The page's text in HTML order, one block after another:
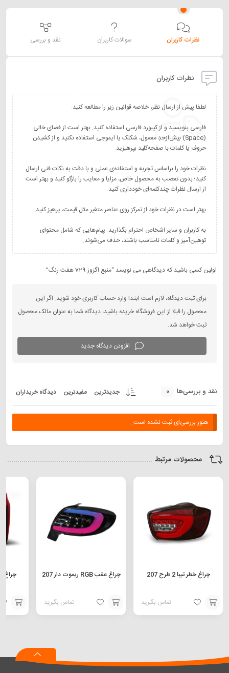
نظرات کاربران سوالات کاربران نقد و بررسی
نظرات کاربران
فارسی بنویسید و از کیبورد فارسی استفاده کنید. بهتر است از فضای خالی
(Space) بیش‌از‌حدِ معمول، شکلک یا ایموجی استفاده نکنید و از کشیدن
نظرات خود را براساس تجربه و استفاده‌ی عملی و با دقت به نکات فنی ارسال
کنید؛ بدون تعصب به محصول خاص، مزایا و معایب را بازگو کنید و بهتر است
به کاربران و سایر اشخاص احترام بگذارید. پیام‌هایی که شامل محتوای
توهین‌آمیز و کلمات نامناسب باشند، حذف می‌شوند.
اولین کسی باشید که دیدگاهی می نویسد “منبع اگزوز 729 هفت رنگ”
برای ثبت دیدگاه، لازم است ابتدا وارد حساب کاربری خود شوید. اگر این
محصول را قبلا از این فروشگاه خریده باشید، دیدگاه شما به عنوان مالک محصول
ثبت خواهد شد.
افزودن دیدگاه جدید
نقد و بررسی‌ها 0 جدیدترین مفیدترین دیدگاه خریداران
هنوز بررسی‌ای ثبت نشده است.
محصولات مرتبط
چراغ خطر تیبا 2 طرح 207
تماس بگیرید
افزودن
چراغ عقب RGB ریموت دار 207
تماس بگیرید
افزودن
افزودن
سبد